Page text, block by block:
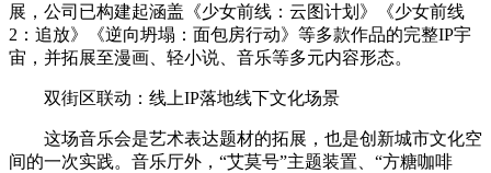
展，公司已构建起涵盖《少女前线：云图计划》《少女前线
2：追放》《逆向坍塌：面包房行动》等多款作品的完整IP宇
宙，并拓展至漫画、轻小说、音乐等多元内容形态。
双街区联动：线上IP落地线下文化场景
这场音乐会是艺术表达题材的拓展，也是创新城市文化空
间的一次实践。音乐厅外，“艾莫号”主题装置、“方糖咖啡